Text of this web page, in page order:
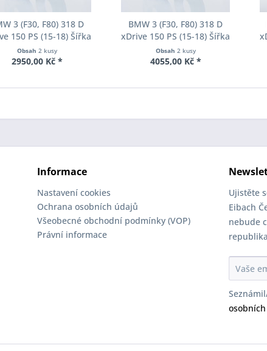
3 (F30, F80) 318 D
150 PS (15-18) Šířka
Eibach Pro-Spacer
2-12-002 System2
Obsah 2 kusy
2950,00 Kč *
BMW 3 (F30, F80) 318 D
xDrive 150 PS (15-18) Šířka
rozchodu Eibach Pro-Spacer
S90-2-20-020 System2
Obsah 2 kusy
4055,00 Kč *
Informace
Nastavení cookies
Ochrana osobních údajů
Všeobecné obchodní podmínky (VOP)
Právní informace
Ujistěte
Eibach
nebude